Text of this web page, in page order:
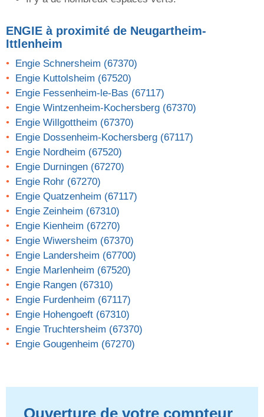
ENGIE à proximité de Neugartheim-
Ittlenheim
Engie Schnersheim (67370)
Engie Kuttolsheim (67520)
Engie Fessenheim-le-Bas (67117)
Engie Wintzenheim-Kochersberg (67370)
Engie Willgottheim (67370)
Engie Dossenheim-Kochersberg (67117)
Engie Nordheim (67520)
Engie Durningen (67270)
Engie Rohr (67270)
Engie Quatzenheim (67117)
Engie Zeinheim (67310)
Engie Kienheim (67270)
Engie Wiwersheim (67370)
Engie Landersheim (67700)
Engie Marlenheim (67520)
Engie Rangen (67310)
Engie Furdenheim (67117)
Engie Hohengoeft (67310)
Engie Truchtersheim (67370)
Engie Gougenheim (67270)